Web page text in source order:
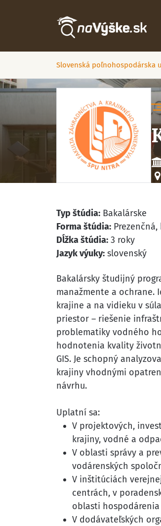
Slovenská poľnohospodárska
Typ štúdia: Bakalárske
Forma štúdia:
Dĺžka štúdia: 3 roky
Jazyk výuky: slovenský
Bakalársky študijný
manažmente a
krajine a na vidieku v
priestor – riešenie
problematiky vodného
hodnotenia kvality
GIS. Je schopný
krajiny vhodnými
návrhu.
Uplatní sa:
V projektových,
krajiny, vodné a
V oblasti správy a
vodárenských
V inštitúciách
centrách, v
oblasti
V dodávateľských